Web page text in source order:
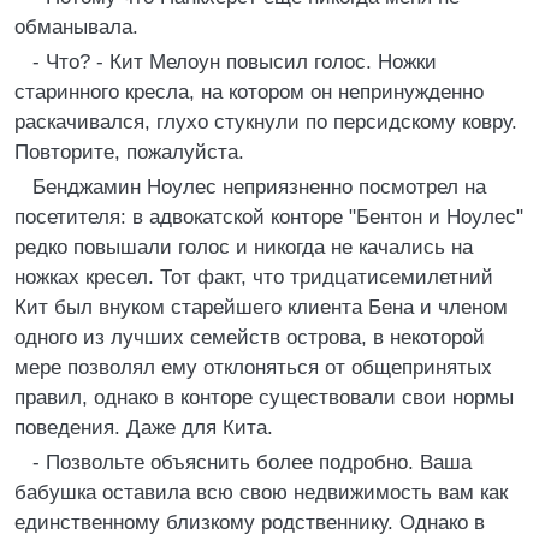
обманывала.
- Что? - Кит Мелоун повысил голос. Ножки
старинного кресла, на котором он непринужденно
раскачивался, глухо стукнули по персидскому ковру.
Повторите, пожалуйста.
Бенджамин Ноулес неприязненно посмотрел на
посетителя: в адвокатской конторе "Бентон и Ноулес"
редко повышали голос и никогда не качались на
ножках кресел. Тот факт, что тридцатисемилетний
Кит был внуком старейшего клиента Бена и членом
одного из лучших семейств острова, в некоторой
мере позволял ему отклоняться от общепринятых
правил, однако в конторе существовали свои нормы
поведения. Даже для Кита.
- Позвольте объяснить более подробно. Ваша
бабушка оставила всю свою недвижимость вам как
единственному близкому родственнику. Однако в